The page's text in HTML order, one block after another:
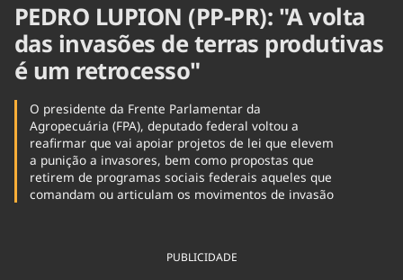
PEDRO LUPION (PP-PR): "A volta
das invasões de terras produtivas
é um retrocesso"
O presidente da Frente Parlamentar da
Agropecuária (FPA), deputado federal voltou a
reafirmar que vai apoiar projetos de lei que elevem
a punição a invasores, bem como propostas que
retirem de programas sociais federais aqueles que
comandam ou articulam os movimentos de invasão
PUBLICIDADE